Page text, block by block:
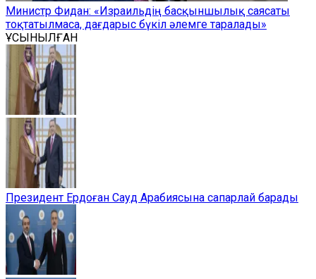
Министр Фидан: «Израильдің басқыншылық саясаты
тоқтатылмаса, дағдарыс бүкіл әлемге таралады»
ҰСЫНЫЛҒАН
Президент Ердоған Сауд Арабиясына сапарлай барады